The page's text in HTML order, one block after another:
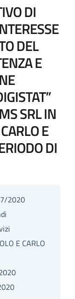
DI
DEL
E
SRL IN
E
DI
2020
E CARLO